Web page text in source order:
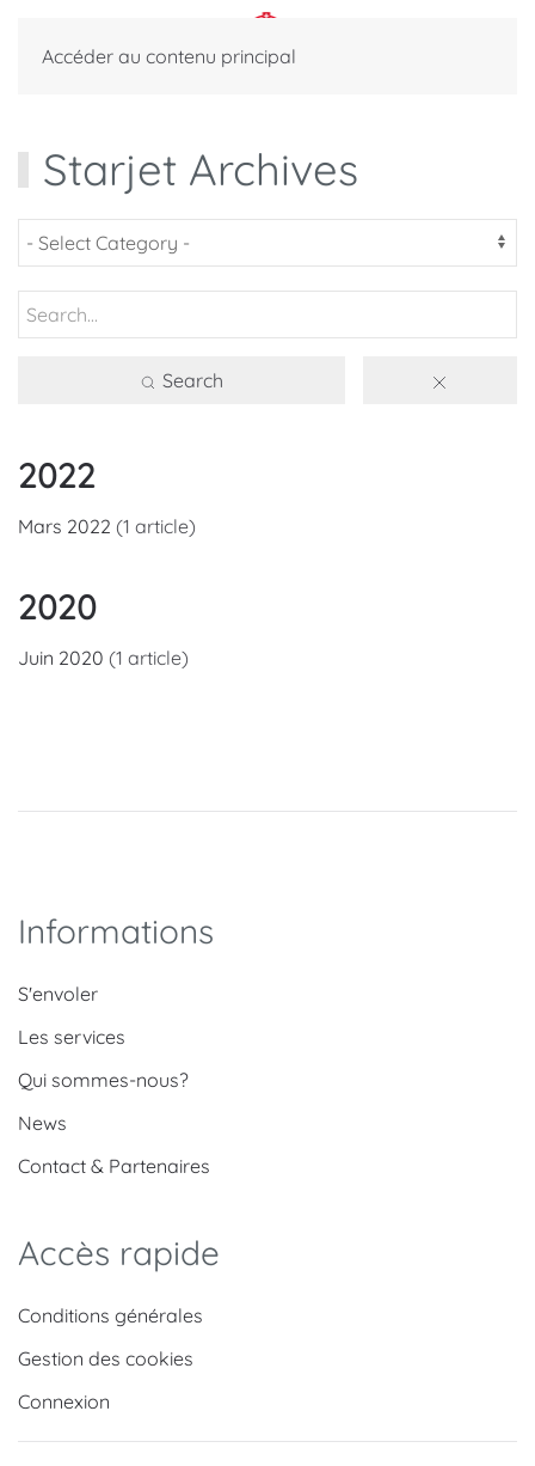
Accéder au contenu principal
Starjet Archives
Search
2022
Mars 2022 (1 article)
2020
Juin 2020 (1 article)
Informations
S'envoler
Les services
Qui sommes-nous?
News
Contact & Partenaires
Accès rapide
Conditions générales
Gestion des cookies
Connexion